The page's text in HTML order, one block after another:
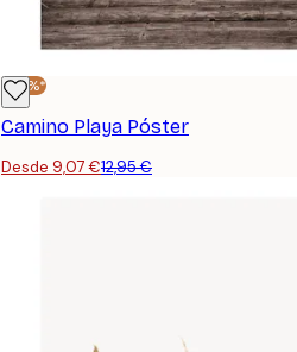
-30%*
Camino Playa Póster
Desde 9,07 €12,95 €